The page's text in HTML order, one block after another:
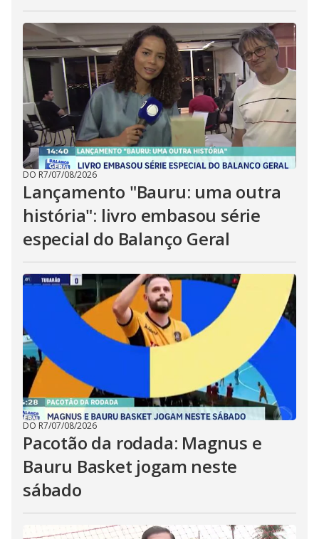
DO R7/07/08/2026
Lançamento "Bauru: uma outra
história": livro embasou série
especial do Balanço Geral
DO R7/07/08/2026
Pacotão da rodada: Magnus e
Bauru Basket jogam neste
sábado